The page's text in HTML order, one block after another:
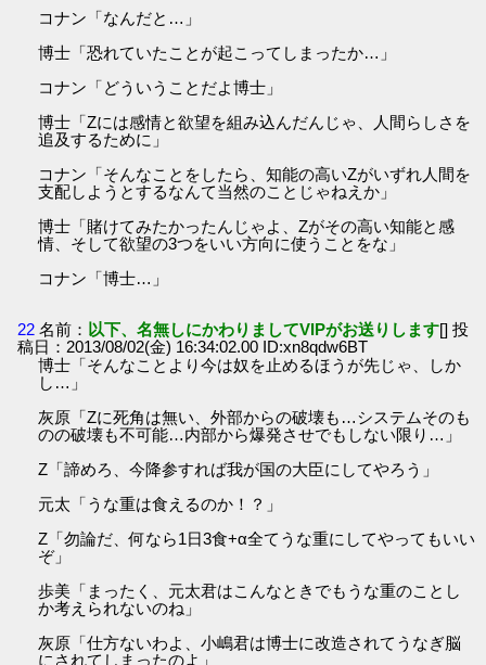
コナン「なんだと…」
博士「恐れていたことが起こってしまったか…」
コナン「どういうことだよ博士」
博士「Zには感情と欲望を組み込んだんじゃ、人間らしさを
追及するために」
コナン「そんなことをしたら、知能の高いZがいずれ人間を
支配しようとするなんて当然のことじゃねえか」
博士「賭けてみたかったんじゃよ、Zがその高い知能と感
情、そして欲望の3つをいい方向に使うことをな」
コナン「博士…」
22 名前： 以下、名無しにかわりましてVIPがお送りします[] 投
稿日：2013/08/02(金) 16:34:02.00 ID:xn8qdw6BT
博士「そんなことより今は奴を止めるほうが先じゃ、しか
し…」
灰原「Zに死角は無い、外部からの破壊も…システムそのも
のの破壊も不可能…内部から爆発させでもしない限り…」
Z「諦めろ、今降参すれば我が国の大臣にしてやろう」
元太「うな重は食えるのか！？」
Z「勿論だ、何なら1日3食+α全てうな重にしてやってもいい
ぞ」
歩美「まったく、元太君はこんなときでもうな重のことし
か考えられないのね」
灰原「仕方ないわよ、小嶋君は博士に改造されてうなぎ脳
にされてしまったのよ」